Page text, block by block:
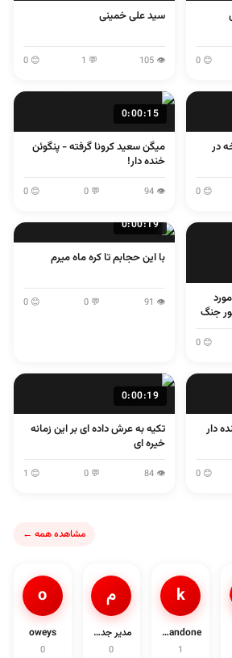
😊 0
سید علی خمینی
👁 105
💬 1
😊 0
در
😊 0
0:00:15
میگن سعید کرونا گرفته - پنگوئن
خنده دار!
👁 94
💬 0
😊 0
جنگ
😊 0
0:00:19
با این حجابم تا کره ماه میرم
👁 91
💬 0
😊 0
دار
😊 0
0:00:19
تکیه به عرش داده ای بر این زمانه
خیره ای
👁 84
💬 0
😊 1
مشاهده همه ←
k
khandone
1
م
مدیر جدی1د
0
o
oweys
0